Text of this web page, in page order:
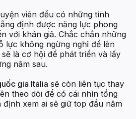
viên đều có những tính
định được năng lực phong
với khán giả. Chắc chắn những
lực không ngừng nghỉ để lên
là cơ hội để phát triển và lấy
năm sau.
gia Italia sẽ còn liên tục thay
theo dõi để có cái nhìn tổng
xem ai sẽ giữ top đầu năm